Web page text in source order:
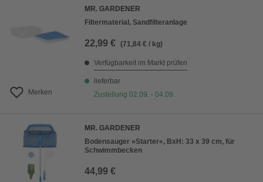
Merken
MR. GARDENER
Filtermaterial, Sandfilteranlage
22,99 € (71,84 € / kg)
Verfügbarkeit im Markt prüfen
lieferbar
Zustellung 02.09. - 04.09.
MR. GARDENER
Bodensauger »Starter«, BxH: 33 x 39 cm, für
Schwimmbecken
44,99 €